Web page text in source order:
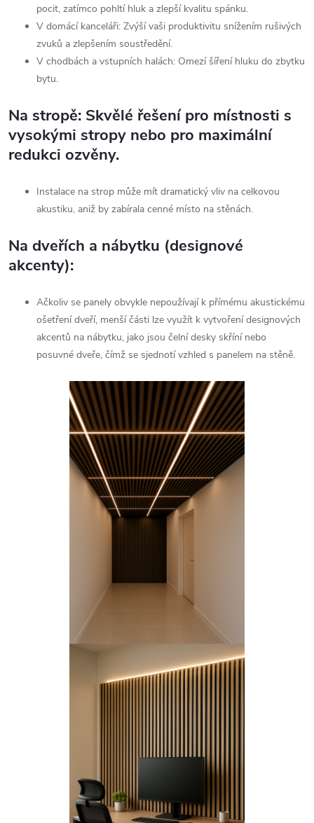
pocit, zatímco pohltí hluk a zlepší kvalitu spánku.
V domácí kanceláři: Zvýší vaši produktivitu snížením rušivých
zvuků a zlepšením soustředění.
V chodbách a vstupních halách: Omezí šíření hluku do zbytku
bytu.
Na stropě: Skvělé řešení pro místnosti s
vysokými stropy nebo pro maximální
redukci ozvěny.
Instalace na strop může mít dramatický vliv na celkovou
akustiku, aniž by zabírala cenné místo na stěnách.
Na dveřích a nábytku (designové
akcenty):
Ačkoliv se panely obvykle nepoužívají k přímému akustickému
ošetření dveří, menší části lze využít k vytvoření designových
akcentů na nábytku, jako jsou čelní desky skříní nebo
posuvné dveře, čímž se sjednotí vzhled s panelem na stěně.